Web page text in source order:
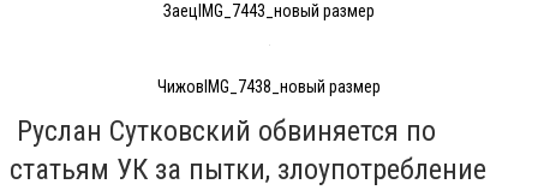
ЗаецIMG_7443_новый размер
ЧижовIMG_7438_новый размер
Руслан Сутковский обвиняется по
статьям УК за пытки, злоупотребление